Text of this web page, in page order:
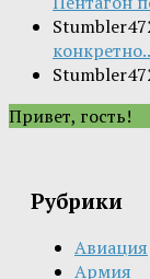
Привет, гость!
Рубрики
Авиация
Армия